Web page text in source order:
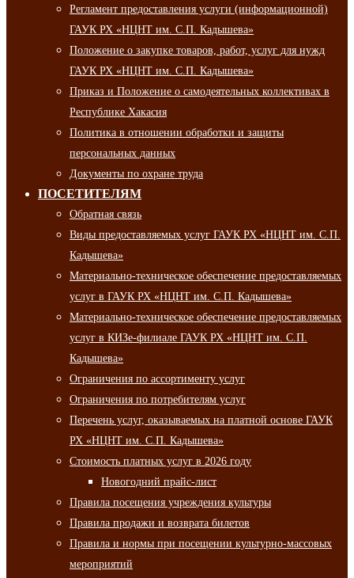
Регламент предоставления услуги (информационной)
ГАУК РХ «НЦНТ им. С.П. Кадышева»
Положение о закупке товаров, работ, услуг для нужд
ГАУК РХ «НЦНТ им. С.П. Кадышева»
Приказ и Положение о самодеятельных коллективах в
Республике Хакасия
Политика в отношении обработки и защиты
персональных данных
Документы по охране труда
ПОСЕТИТЕЛЯМ
Обратная связь
Виды предоставляемых услуг ГАУК РХ «НЦНТ им. С.П.
Кадышева»
Материально-техническое обеспечение предоставляемых
услуг в ГАУК РХ «НЦНТ им. С.П. Кадышева»
Материально-техническое обеспечение предоставляемых
услуг в КИЗе-филиале ГАУК РХ «НЦНТ им. С.П.
Кадышева»
Ограничения по ассортименту услуг
Ограничения по потребителям услуг
Перечень услуг, оказываемых на платной основе ГАУК
РХ «НЦНТ им. С.П. Кадышева»
Стоимость платных услуг в 2026 году
Новогодний прайс-лист
Правила посещения учреждения культуры
Правила продажи и возврата билетов
Правила и нормы при посещении культурно-массовых
мероприятий